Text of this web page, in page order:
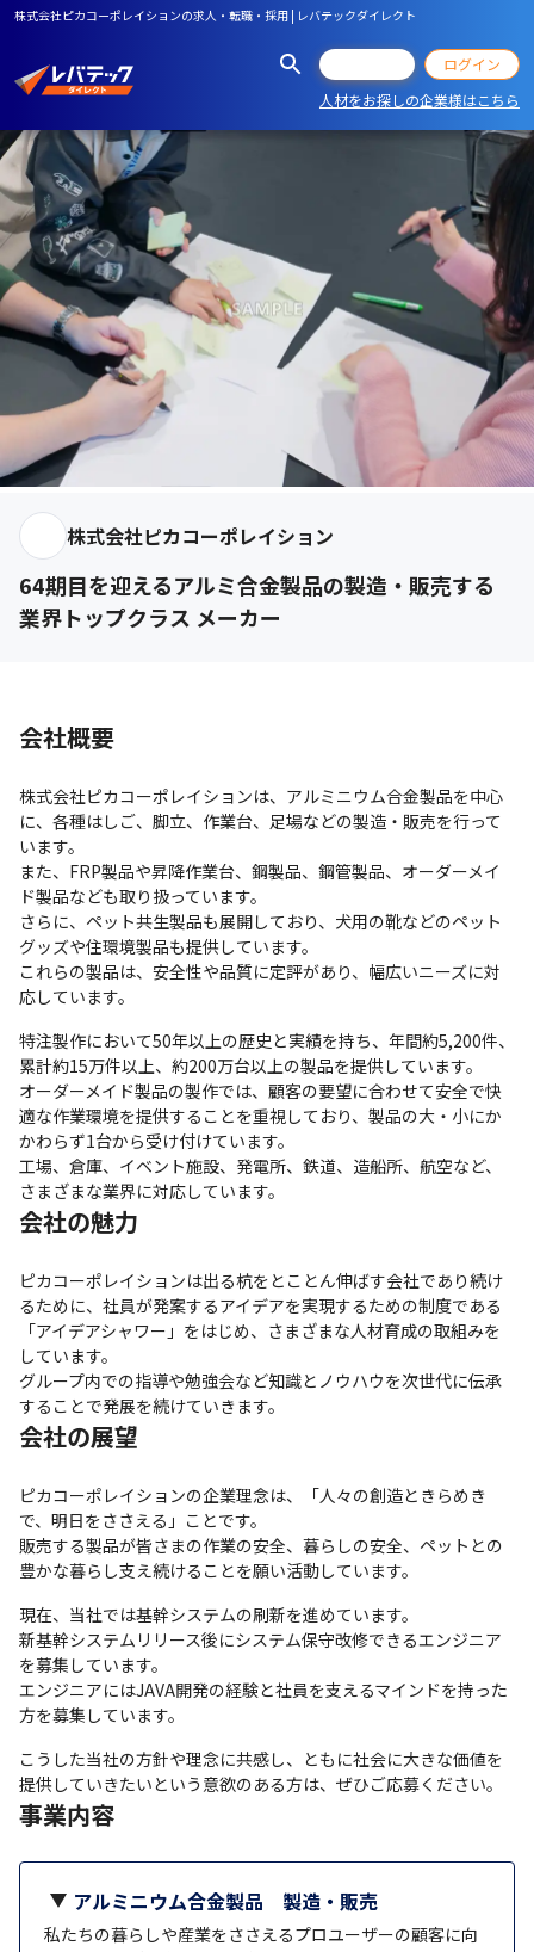
株式会社ピカコーポレイションの求人・転職・採用 | レバテックダイレクト
ログイン
人材をお探しの企業様はこちら
株式会社ピカコーポレイション
64期目を迎えるアルミ合金製品の製造・販売する
業界トップクラス メーカー
会社概要
株式会社ピカコーポレイションは、アルミニウム合金製品を中心
に、各種はしご、脚立、作業台、足場などの製造・販売を行って
います。
また、FRP製品や昇降作業台、鋼製品、鋼管製品、オーダーメイ
ド製品なども取り扱っています。
さらに、ペット共生製品も展開しており、犬用の靴などのペット
グッズや住環境製品も提供しています。
これらの製品は、安全性や品質に定評があり、幅広いニーズに対
応しています。
特注製作において50年以上の歴史と実績を持ち、年間約5,200件、
累計約15万件以上、約200万台以上の製品を提供しています。
オーダーメイド製品の製作では、顧客の要望に合わせて安全で快
適な作業環境を提供することを重視しており、製品の大・小にか
かわらず1台から受け付けています。
工場、倉庫、イベント施設、発電所、鉄道、造船所、航空など、
さまざまな業界に対応しています。
会社の魅力
ピカコーポレイションは出る杭をとことん伸ばす会社であり続け
るために、社員が発案するアイデアを実現するための制度である
「アイデアシャワー」をはじめ、さまざまな人材育成の取組みを
しています。
グループ内での指導や勉強会など知識とノウハウを次世代に伝承
することで発展を続けていきます。
会社の展望
ピカコーポレイションの企業理念は、「人々の創造ときらめき
で、明日をささえる」ことです。
販売する製品が皆さまの作業の安全、暮らしの安全、ペットとの
豊かな暮らし支え続けることを願い活動しています。
現在、当社では基幹システムの刷新を進めています。
新基幹システムリリース後にシステム保守改修できるエンジニア
を募集しています。
エンジニアにはJAVA開発の経験と社員を支えるマインドを持った
方を募集しています。
こうした当社の方針や理念に共感し、ともに社会に大きな価値を
提供していきたいという意欲のある方は、ぜひご応募ください。
事業内容
アルミニウム合金製品 製造・販売
私たちの暮らしや産業をささえるプロユーザーの顧客に向